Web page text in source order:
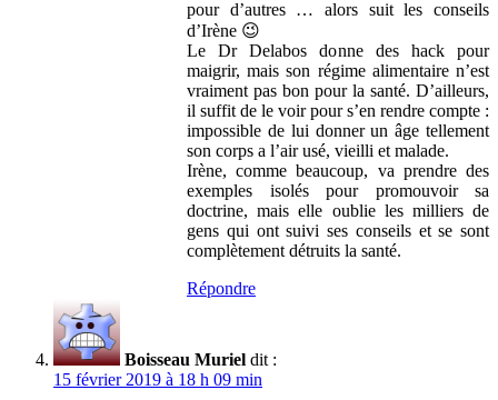
pour d’autres … alors suit les conseils
d’Irène 😉
Le Dr Delabos donne des hack pour
maigrir, mais son régime alimentaire n’est
vraiment pas bon pour la santé. D’ailleurs,
il suffit de le voir pour s’en rendre compte :
impossible de lui donner un âge tellement
son corps a l’air usé, vieilli et malade.
Irène, comme beaucoup, va prendre des
exemples isolés pour promouvoir sa
doctrine, mais elle oublie les milliers de
gens qui ont suivi ses conseils et se sont
complètement détruits la santé.
Répondre
Boisseau Muriel dit :
15 février 2019 à 18 h 09 min